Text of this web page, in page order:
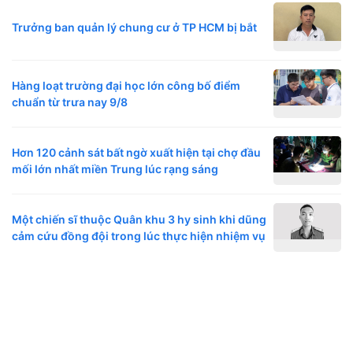
Trưởng ban quản lý chung cư ở TP HCM bị bắt
Hàng loạt trường đại học lớn công bố điểm
chuẩn từ trưa nay 9/8
Hơn 120 cảnh sát bất ngờ xuất hiện tại chợ đầu
mối lớn nhất miền Trung lúc rạng sáng
Một chiến sĩ thuộc Quân khu 3 hy sinh khi dũng
cảm cứu đồng đội trong lúc thực hiện nhiệm vụ